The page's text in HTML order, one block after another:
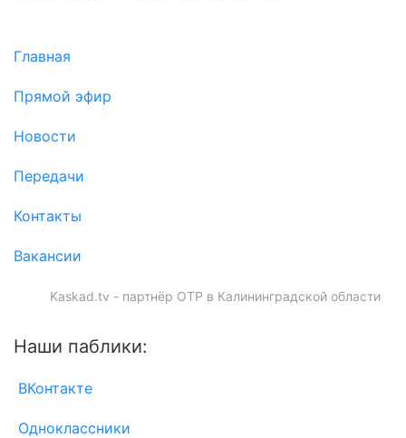
Главная
Прямой эфир
Новости
Передачи
Контакты
Вакансии
Kaskad.tv - партнёр ОТР в Калининградской области
Наши паблики:
ВКонтакте
Одноклассники